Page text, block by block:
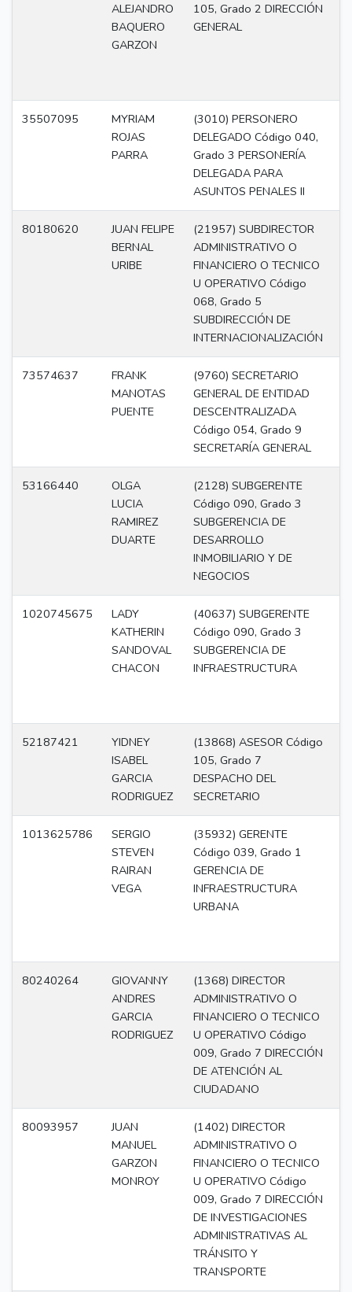
ALEJANDRO
BAQUERO
GARZON
105, Grado 2 DIRECCIÓN
GENERAL
35507095
MYRIAM
ROJAS
PARRA
(3010) PERSONERO
DELEGADO Código 040,
Grado 3 PERSONERÍA
DELEGADA PARA
ASUNTOS PENALES II
80180620
JUAN FELIPE
BERNAL
URIBE
(21957) SUBDIRECTOR
ADMINISTRATIVO O
FINANCIERO O TECNICO
U OPERATIVO Código
068, Grado 5
SUBDIRECCIÓN DE
INTERNACIONALIZACIÓN
73574637
FRANK
MANOTAS
PUENTE
(9760) SECRETARIO
GENERAL DE ENTIDAD
DESCENTRALIZADA
Código 054, Grado 9
SECRETARÍA GENERAL
53166440
OLGA
LUCIA
RAMIREZ
DUARTE
(2128) SUBGERENTE
Código 090, Grado 3
SUBGERENCIA DE
DESARROLLO
INMOBILIARIO Y DE
NEGOCIOS
1020745675
LADY
KATHERIN
SANDOVAL
CHACON
(40637) SUBGERENTE
Código 090, Grado 3
SUBGERENCIA DE
INFRAESTRUCTURA
52187421
YIDNEY
ISABEL
GARCIA
RODRIGUEZ
(13868) ASESOR Código
105, Grado 7
DESPACHO DEL
SECRETARIO
1013625786
SERGIO
STEVEN
RAIRAN
VEGA
(35932) GERENTE
Código 039, Grado 1
GERENCIA DE
INFRAESTRUCTURA
URBANA
80240264
GIOVANNY
ANDRES
GARCIA
RODRIGUEZ
(1368) DIRECTOR
ADMINISTRATIVO O
FINANCIERO O TECNICO
U OPERATIVO Código
009, Grado 7 DIRECCIÓN
DE ATENCIÓN AL
CIUDADANO
80093957
JUAN
MANUEL
GARZON
MONROY
(1402) DIRECTOR
ADMINISTRATIVO O
FINANCIERO O TECNICO
U OPERATIVO Código
009, Grado 7 DIRECCIÓN
DE INVESTIGACIONES
ADMINISTRATIVAS AL
TRÁNSITO Y
TRANSPORTE